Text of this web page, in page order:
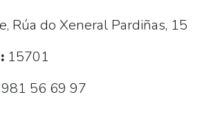
Rúa do Xeneral Pardiñas, 15
15701
56 69 97